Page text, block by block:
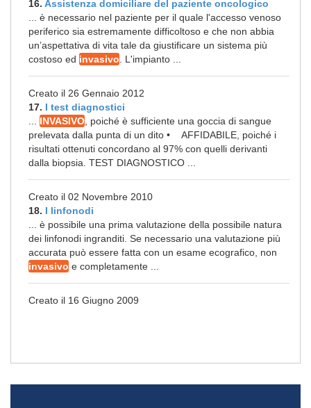
16. Assistenza domiciliare del paziente oncologico
... è necessario nel paziente per il quale l'accesso venoso
periferico sia estremamente difficoltoso e che non abbia
un’aspettativa di vita tale da giustificare un sistema più
costoso ed invasivo . L'impianto ...
Creato il 26 Gennaio 2012
17. I test diagnostici
INVASIVO , poiché è sufficiente una goccia di sangue
prelevata dalla punta di un dito • AFFIDABILE, poiché i
risultati ottenuti concordano al 97% con quelli derivanti
dalla biopsia. TEST DIAGNOSTICO ...
Creato il 02 Novembre 2010
18. I linfonodi
... è possibile una prima valutazione della possibile natura
dei linfonodi ingranditi. Se necessario una valutazione più
accurata può essere fatta con un esame ecografico, non
invasivo e completamente ...
Creato il 16 Giugno 2009